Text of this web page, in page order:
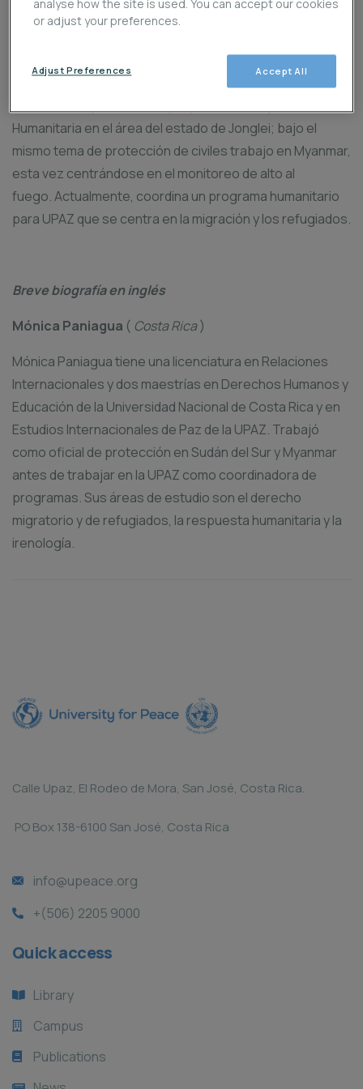
Estudios.
Internacionales de Paz de la Universidad para la
Paz. Trabajó como oficial de protección en Sudán del
Humanitaria en el área del estado de Jonglei; bajo el
mismo tema de protección de civiles trabajo en Myanmar,
esta vez centrándose en el monitoreo de alto al
fuego. Actualmente, coordina un programa humanitario
para UPAZ que se centra en la migración y los refugiados.
Breve biografía en inglés
Mónica Paniagua ( Costa Rica)
Mónica Paniagua tiene una licenciatura en Relaciones
Internacionales y dos maestrías en Derechos Humanos y
Educación de la Universidad Nacional de Costa Rica y en
Estudios Internacionales de Paz de la UPAZ. Trabajó
como oficial de protección en Sudán del Sur y Myanmar
antes de trabajar en la UPAZ como coordinadora de
programas. Sus áreas de estudio son el derecho
migratorio y de refugiados, la respuesta humanitaria y la
irenología.
Calle Upaz, El Rodeo de Mora, San José, Costa Rica.
PO Box 138-6100 San José, Costa Rica
info@upeace.org
+(506) 2205 9000
Quick access
Library
Campus
Publications
analyse how the site is used. You can accept our cookies
or adjust your preferences.
Accept All
Adjust Preferences